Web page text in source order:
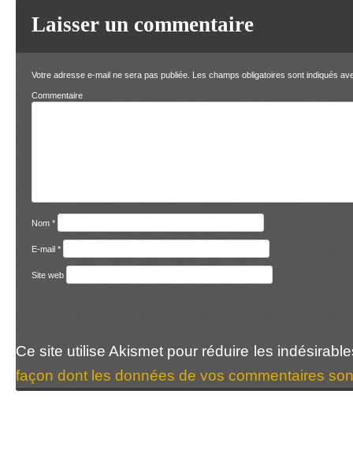
Laisser un commentaire
Votre adresse e-mail ne sera pas publiée. Les champs obligatoires sont indiqués
Nom *
E-mail *
Site web
Ce site utilise Akismet pour réduire les
façon dont les données de vos commentaires